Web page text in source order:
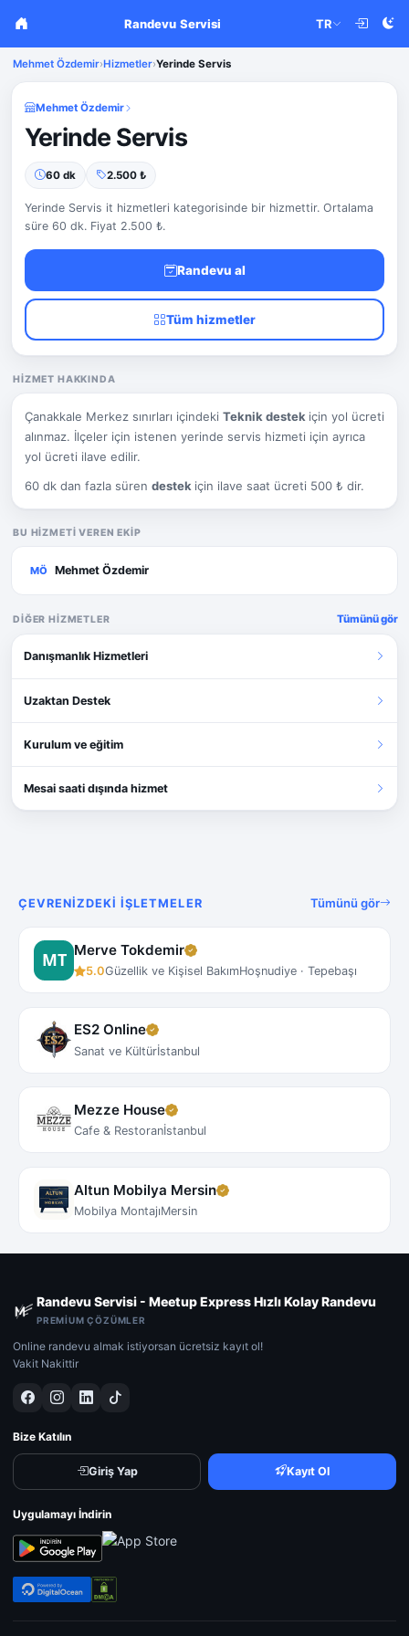
Randevu Servisi TR
Mehmet Özdemir›Hizmetler›Yerinde Servis
Mehmet Özdemir
Yerinde Servis
60 dk 2.500 ₺
Yerinde Servis it hizmetleri kategorisinde bir hizmettir. Ortalama
süre 60 dk. Fiyat 2.500 ₺.
Randevu al
Tüm hizmetler
HIZMET HAKKINDA
Çanakkale Merkez sınırları içindeki Teknik destek için yol ücreti
alınmaz. İlçeler için istenen yerinde servis hizmeti için ayrıca
yol ücreti ilave edilir.
60 dk dan fazla süren destek için ilave saat ücreti 500 ₺ dir.
BU HIZMETI VEREN EKIP
MÖ Mehmet Özdemir
DIĞER HIZMETLER Tümünü gör
Danışmanlık Hizmetleri
Uzaktan Destek
Kurulum ve eğitim
Mesai saati dışında hizmet
ÇEVRENIZDEKI İŞLETMELER Tümünü gör
Merve Tokdemir
5.0Güzellik ve Kişisel BakımHoşnudiye · Tepebaşı
ES2 Online
Sanat ve Kültürİstanbul
Mezze House
Cafe & Restoranİstanbul
Altun Mobilya Mersin
Mobilya MontajıMersin
Randevu Servisi - Meetup Express Hızlı Kolay Randevu
PREMIUM ÇÖZÜMLER
Online randevu almak istiyorsan ücretsiz kayıt ol!
Vakit Nakittir
Bize Katılın
Giriş Yap Kayıt Ol
Uygulamayı İndirin